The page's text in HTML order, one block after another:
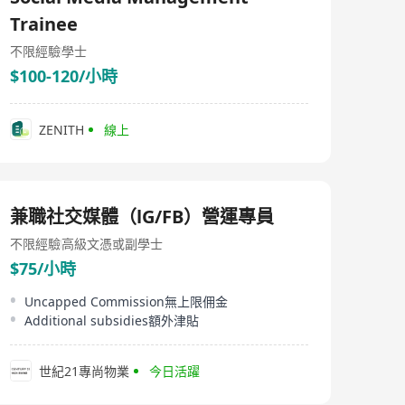
業，讓你在短時間內獲得最佳質素的成果。 立即聯繫我，
讓我們一起邁向成功的下一步！
Trainee
不限經驗學士
$100-120/小時
ZENITH 線上
兼職社交媒體（lG/FB）營運專員
不限經驗高級文憑或副學士
$75/小時
Uncapped Commission無上限佣金
Additional subsidies額外津貼
世紀21專尚物業 今日活躍